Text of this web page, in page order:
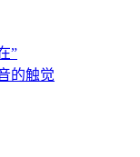
”
的触觉